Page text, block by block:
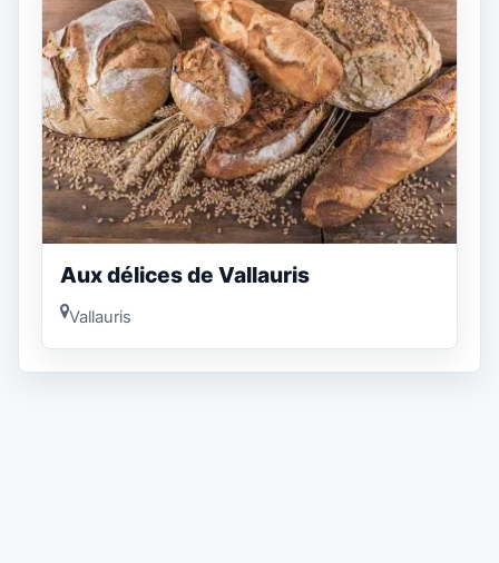
Aux délices de Vallauris
Vallauris